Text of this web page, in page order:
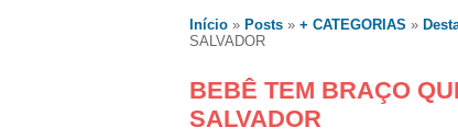
Início » Posts » + CATEGORIAS »
SALVADOR
BEBÊ TEM BRAÇO
SALVADOR